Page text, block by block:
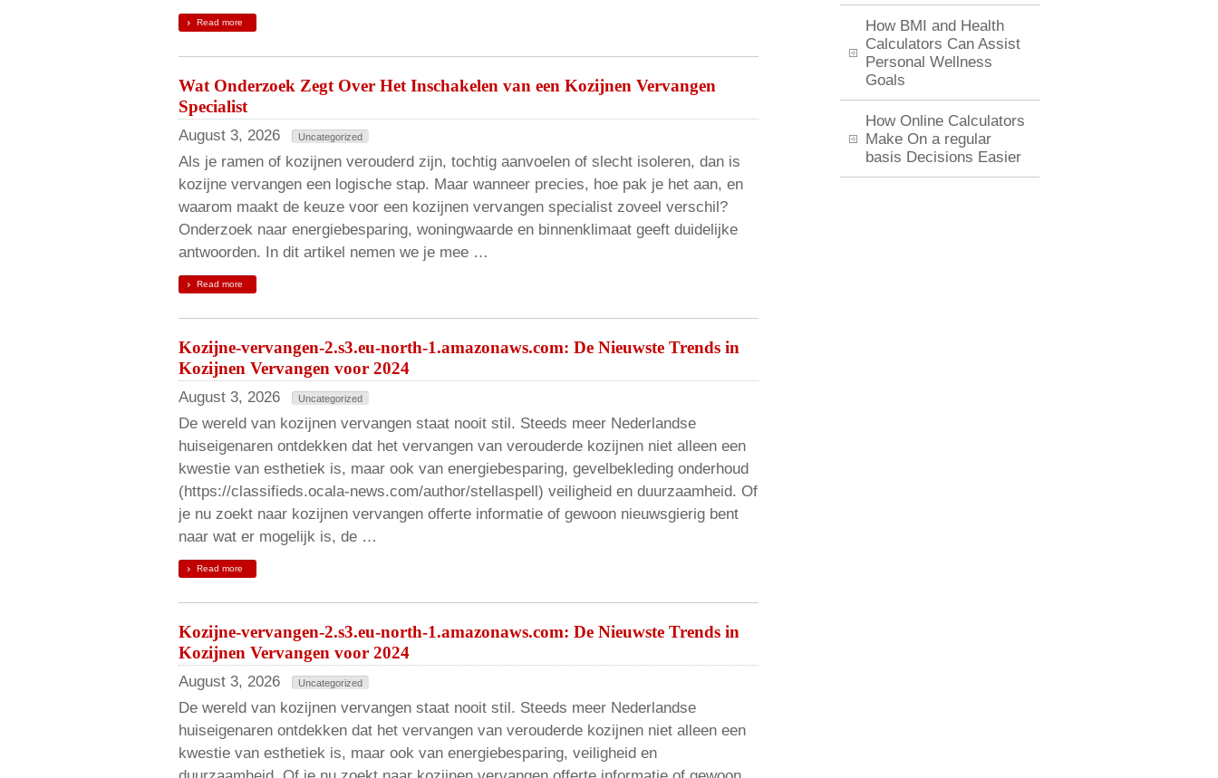
Read more
Wat Onderzoek Zegt Over Het Inschakelen van een Kozijnen Vervangen
Specialist
August 3, 2026 Uncategorized
Als je ramen of kozijnen verouderd zijn, tochtig aanvoelen of slecht isoleren, dan is
kozijne vervangen een logische stap. Maar wanneer precies, hoe pak je het aan, en
waarom maakt de keuze voor een kozijnen vervangen specialist zoveel verschil?
Onderzoek naar energiebesparing, woningwaarde en binnenklimaat geeft duidelijke
antwoorden. In dit artikel nemen we je mee …
Read more
Kozijne-vervangen-2.s3.eu-north-1.amazonaws.com: De Nieuwste Trends in
Kozijnen Vervangen voor 2024
August 3, 2026 Uncategorized
De wereld van kozijnen vervangen staat nooit stil. Steeds meer Nederlandse
huiseigenaren ontdekken dat het vervangen van verouderde kozijnen niet alleen een
kwestie van esthetiek is, maar ook van energiebesparing, gevelbekleding onderhoud
(https://classifieds.ocala-news.com/author/stellaspell) veiligheid en duurzaamheid. Of
je nu zoekt naar kozijnen vervangen offerte informatie of gewoon nieuwsgierig bent
naar wat er mogelijk is, de …
Read more
Kozijne-vervangen-2.s3.eu-north-1.amazonaws.com: De Nieuwste Trends in
Kozijnen Vervangen voor 2024
August 3, 2026 Uncategorized
De wereld van kozijnen vervangen staat nooit stil. Steeds meer Nederlandse
huiseigenaren ontdekken dat het vervangen van verouderde kozijnen niet alleen een
kwestie van esthetiek is, maar ook van energiebesparing, veiligheid en
How BMI and Health
Calculators Can Assist
Personal Wellness
Goals
How Online Calculators
Make On a regular
basis Decisions Easier